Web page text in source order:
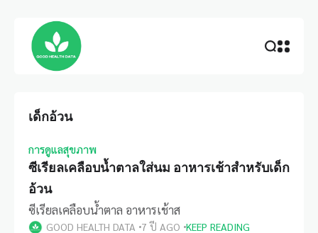
เด็กอ้วน
การดูแลสุขภาพ
ซีเรียลเคลือบน้ำตาลใส่นม อาหารเช้าสำหรับเด็ก
อ้วน
ซีเรียลเคลือบน้ำตาล อาหารเช้าส
GOOD HEALTH DATA 7 ปี AGO KEEP READING